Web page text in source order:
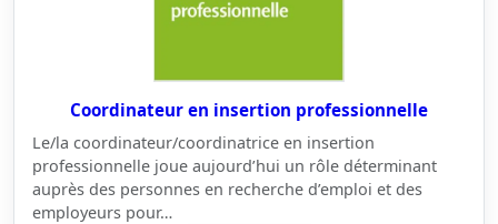
Coordinateur en insertion professionnelle
Le/la coordinateur/coordinatrice en insertion
professionnelle joue aujourd’hui un rôle déterminant
auprès des personnes en recherche d’emploi et des
employeurs pour…